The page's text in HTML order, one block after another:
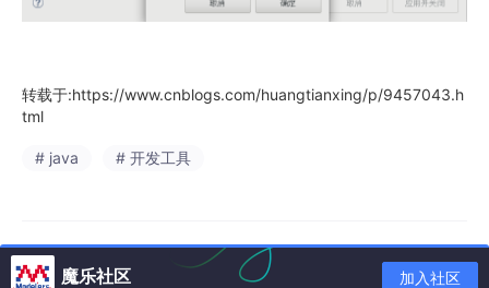
转载于:https://www.cnblogs.com/huangtianxing/p/9457043.h
tml
# java # 开发工具
魔乐社区 加入社区